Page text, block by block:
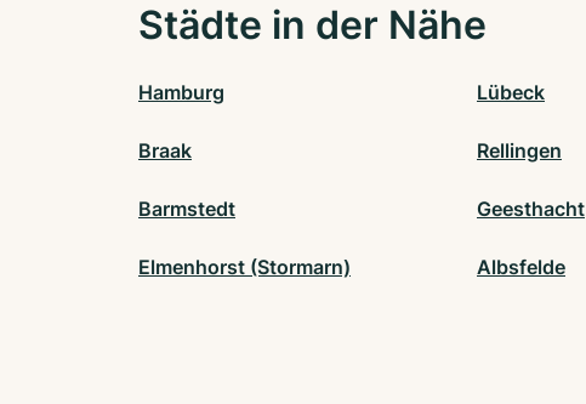
Städte in der Nähe
Hamburg Lübeck
Braak Rellingen
Barmstedt Geesthacht
Elmenhorst (Stormarn) Albsfelde